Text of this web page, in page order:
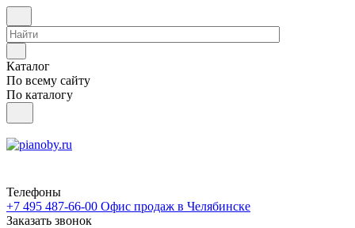
Каталог
По всему сайту
По каталогу
Телефоны
+7 495 487-66-00 Офис продаж в Челябинске
Заказать звонок